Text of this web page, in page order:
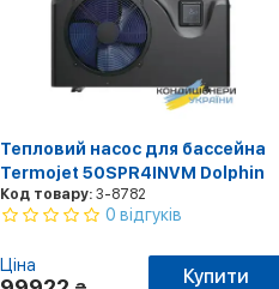
Тепловий насос для бассейна
Termojet 50SPR4INVM Dolphin
Код товару: 3-8782
0 відгуків
Ціна Купити